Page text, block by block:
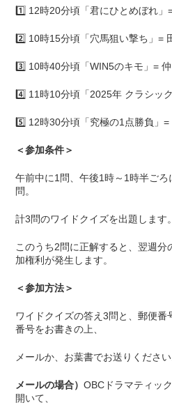
1️⃣ 12時20分頃「君にひとめぼれ」
2️⃣ 10時15分頃「穴馬狙い撃ち」=
3️⃣ 10時40分頃「WIN5のキモ」=
4️⃣ 11時10分頃「2025年 クラシッ
5️⃣ 12時30分頃「究極の1点勝負」
＜参加条件＞
午前中に1問、午後1時～1時半ごろ
問。
計3問のワイドクイズを出題します。
このうち2問に正解すると、翌週分
加権利が発生します。
＜参加方法＞
ワイドクイズの答え3問と、郵便
番号をお書きの上、
メールか、お葉書でお送りください
メールの場合）OBCドラマティッ
開いて、